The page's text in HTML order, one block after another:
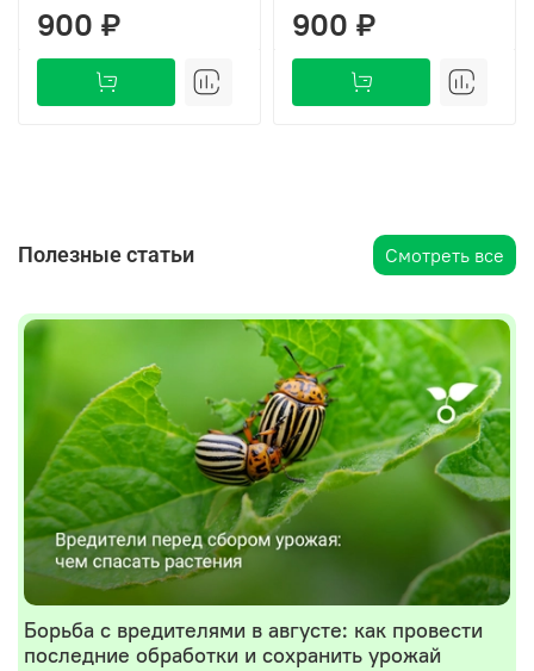
900 ₽ 900 ₽
Полезные статьи Смотреть все
Борьба с вредителями в августе: как провести
последние обработки и сохранить урожай